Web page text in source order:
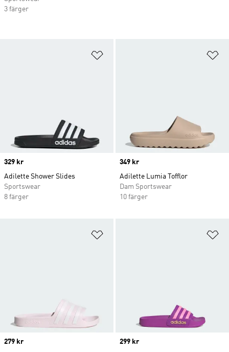
Price
329 kr
Adilette Shower Slides
Sportswear
8 färger
Price
349 kr
Adilette Lumia Tofflor
Dam Sportswear
10 färger
Price
279 kr
Price
299 kr
3 färger